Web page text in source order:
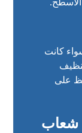
الأسطح.
كانت
على
شعاب